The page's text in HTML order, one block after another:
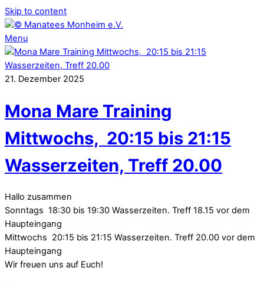
Skip to content
Menu
21. Dezember 2025
Mona Mare Training
Mittwochs, 20:15 bis 21:15
Wasserzeiten, Treff 20.00
Hallo zusammen
Sonntags 18:30 bis 19:30 Wasserzeiten. Treff 18.15 vor dem
Haupteingang
Mittwochs 20:15 bis 21:15 Wasserzeiten. Treff 20.00 vor dem
Haupteingang
Wir freuen uns auf Euch!